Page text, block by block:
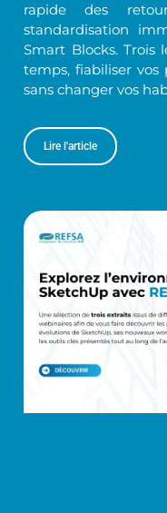
rapide des
standardisation
Smart Blocks. Trois
temps, fiabiliser vos
sans changer vos
Lire l'article